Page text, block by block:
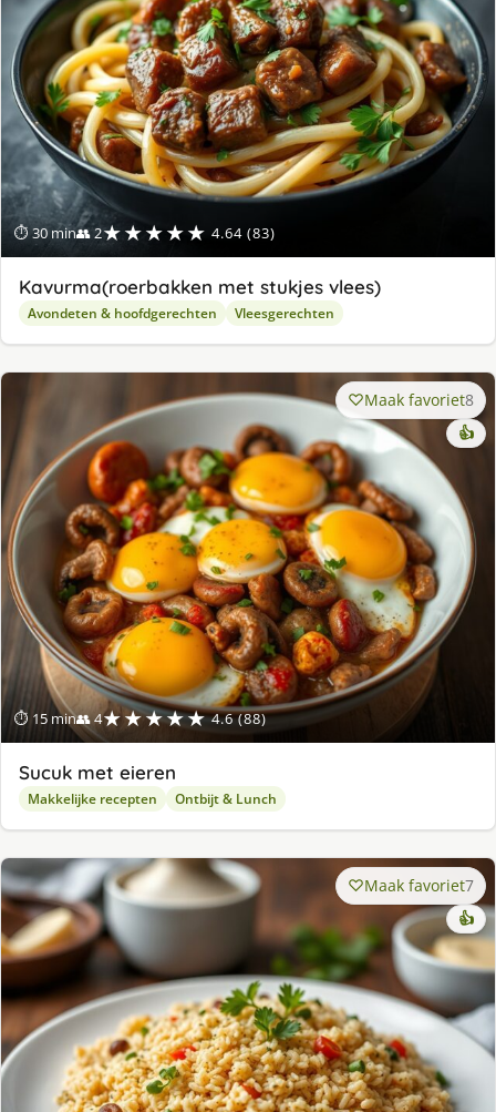
⏱ 30 min👥 2★★★★★ 4.64 (83)
Kavurma(roerbakken met stukjes vlees)
Avondeten & hoofdgerechten Vleesgerechten
⏱ 15 min👥 4★★★★★ 4.6 (88)
Maak favoriet8
👍
Sucuk met eieren
Makkelijke recepten Ontbijt & Lunch
Maak favoriet7
👍